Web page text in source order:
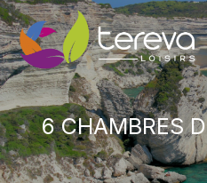
6 CHAMBRES